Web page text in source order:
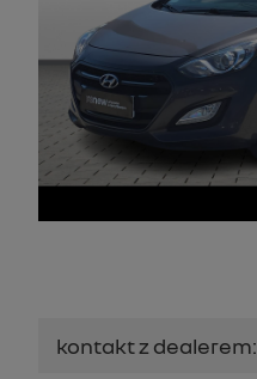
kontakt z dealerem: